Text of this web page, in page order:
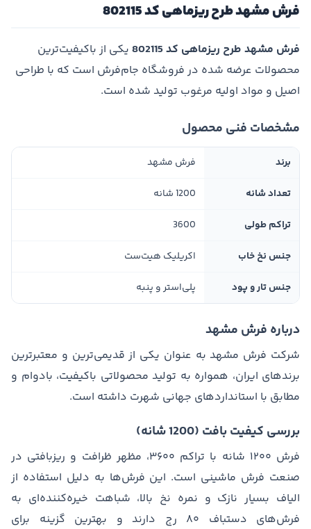
فرش مشهد طرح ریزماهی کد 802115
فرش مشهد طرح ریزماهی کد 802115
یکی از باکیفیت‌ترین
محصولات عرضه شده در فروشگاه جام‌فرش است که با طراحی
اصیل و مواد اولیه مرغوب تولید شده است.
مشخصات فنی محصول
برند فرش مشهد
تعداد شانه 1200 شانه
تراکم طولی 3600
جنس نخ خاب اکریلیک هیت‌ست
جنس تار و پود پلی‌استر و پنبه
درباره فرش مشهد
شرکت فرش مشهد به عنوان یکی از قدیمی‌ترین و معتبرترین
برندهای ایران، همواره به تولید محصولاتی باکیفیت، بادوام و
مطابق با استانداردهای جهانی شهرت داشته است.
بررسی کیفیت بافت (1200 شانه)
فرش ۱۲۰۰ شانه با تراکم ۳۶۰۰، مظهر ظرافت و ریزبافتی در
صنعت فرش ماشینی است. این فرش‌ها به دلیل استفاده از
الیاف بسیار نازک و نمره نخ بالا، شباهت خیره‌کننده‌ای به
فرش‌های دستباف ۸۰ رج دارند و بهترین گزینه برای